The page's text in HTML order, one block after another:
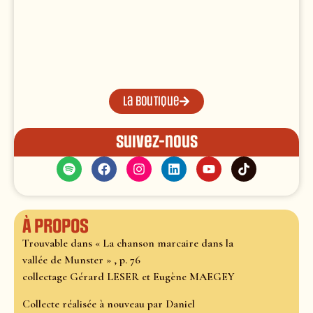
La boutique
Suivez-nous
À propos
Trouvable dans « La chanson marcaire dans la
vallée de Munster » , p. 76
collectage Gérard LESER et Eugène MAEGEY
Collecte réalisée à nouveau par Daniel